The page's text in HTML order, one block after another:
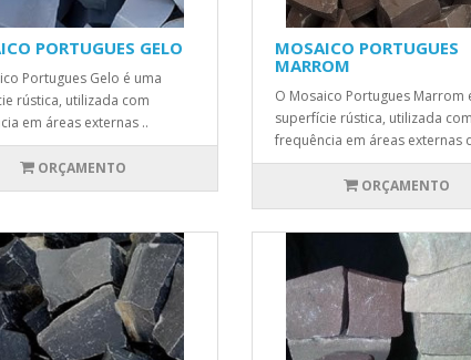
PORTUGUES GELO
Portugues Gelo é uma
rústica, utilizada com
em áreas externas ..
ORÇAMENTO
MOSAICO PORTUGUES
MARROM
O Mosaico Portugues Marrom
superfície rústica, utilizada com
frequência em áreas externas
ORÇAMENTO